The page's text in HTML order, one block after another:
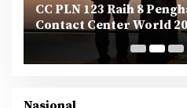
CC PLN 123 Raih 8
Contact Center World